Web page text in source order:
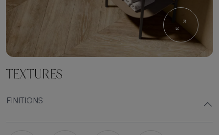
TEXTURES
FINITIONS